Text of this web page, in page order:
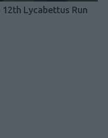
Lycabettus Run